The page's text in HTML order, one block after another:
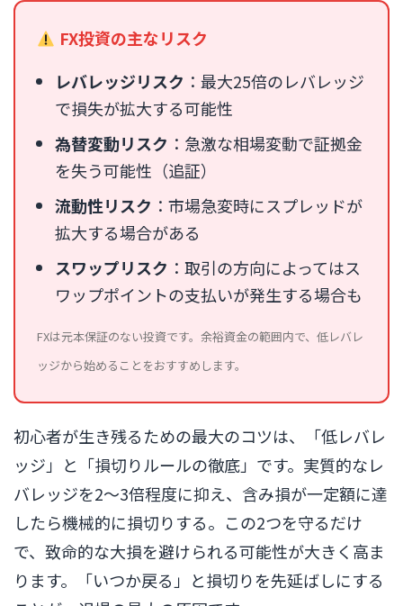
FX投資の主なリスク
レバレッジリスク ：最大25倍のレバレッジ
で損失が拡大する可能性
為替変動リスク ：急激な相場変動で証拠金
を失う可能性（追証）
流動性リスク ：市場急変時にスプレッドが
拡大する場合がある
スワップリスク ：取引の方向によってはス
ワップポイントの支払いが発生する場合も
FXは元本保証のない投資です。余裕資金の範囲内で、低レバレ
ッジから始めることをおすすめします。
初心者が生き残るための最大のコツは、「低レバレ
ッジ」と「損切りルールの徹底」です。実質的なレ
バレッジを2〜3倍程度に抑え、含み損が一定額に達
したら機械的に損切りする。この2つを守るだけ
で、致命的な大損を避けられる可能性が大きく高ま
ります。「いつか戻る」と損切りを先延ばしにする